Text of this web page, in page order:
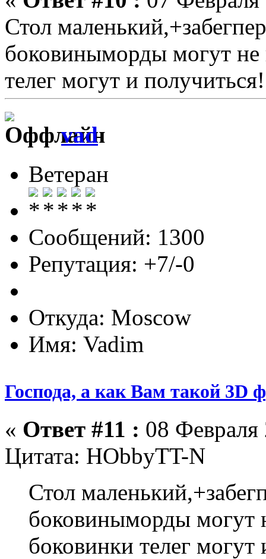
Стол
боковиныморды могут не
телег могут и получиться!
vad
Ветеран
Сообщений: 1300
Репутация: +7/-0
Откуда: Moscow
Имя: Vadim
Господа, а как Вам такой 3D
« Ответ #11 : 08
Цитата: HObbyTT-N
Стол
боковиныморды могут
боковинки телег могут